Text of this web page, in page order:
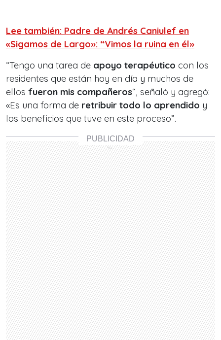
Lee también: Padre de Andrés Caniulef en
«Sigamos de Largo»: “Vimos la ruina en él»
“Tengo una tarea de apoyo terapéutico con los
residentes que están hoy en día y muchos de
ellos fueron mis compañeros“, señaló y agregó:
«Es una forma de retribuir todo lo aprendido y
los beneficios que tuve en este proceso”.